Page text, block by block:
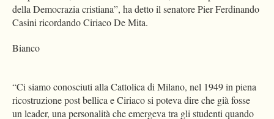
della Democrazia cristiana”, ha detto il senatore Pier Ferdinando
Casini ricordando Ciriaco De Mita.
Bianco
“Ci siamo conosciuti alla Cattolica di Milano, nel 1949 in piena
ricostruzione post bellica e Ciriaco si poteva dire che già fosse
un leader, una personalità che emergeva tra gli studenti quando